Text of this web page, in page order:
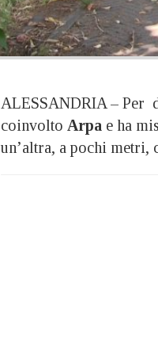
ALESSANDRIA – Per
coinvolto Arpa e ha
un’altra, a pochi metri,